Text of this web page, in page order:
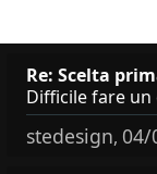
Re: Scelta
stedesign, 04/